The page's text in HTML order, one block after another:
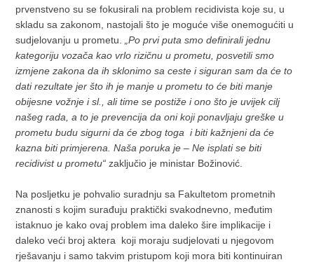
prvenstveno su se fokusirali na problem recidivista koje su, u
skladu sa zakonom, nastojali što je moguće više onemogućiti u
sudjelovanju u prometu.
„Po prvi puta smo definirali jednu
kategoriju vozača kao vrlo rizičnu u prometu, posvetili smo
izmjene zakona da ih sklonimo sa ceste i siguran sam da će to
dati rezultate jer što ih je manje u prometu to će biti manje
obijesne vožnje i sl., ali time se postiže i ono što je uvijek cilj
našeg rada, a to je prevencija da oni koji ponavljaju greške u
prometu budu sigurni da će zbog toga i biti kažnjeni da će
kazna biti primjerena. Naša poruka je – Ne isplati se biti
recidivist u prometu“zaključio je ministar Božinović.
Na posljetku je pohvalio suradnju sa Fakultetom prometnih
znanosti s kojim surađuju praktički svakodnevno, međutim
istaknuo je kako ovaj problem ima daleko šire implikacije i
daleko veći broj aktera koji moraju sudjelovati u njegovom
rješavanju i samo takvim pristupom koji mora biti kontinuiran